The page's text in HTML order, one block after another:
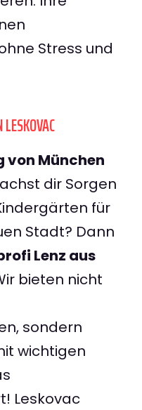
Stress und
von München
dir Sorgen
für
Stadt? Dann
Lenz aus
bieten nicht
sondern
wichtigen
Leskovac